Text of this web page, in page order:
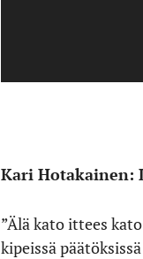
Kari Hotakainen:
”Älä kato ittees
kipeissä